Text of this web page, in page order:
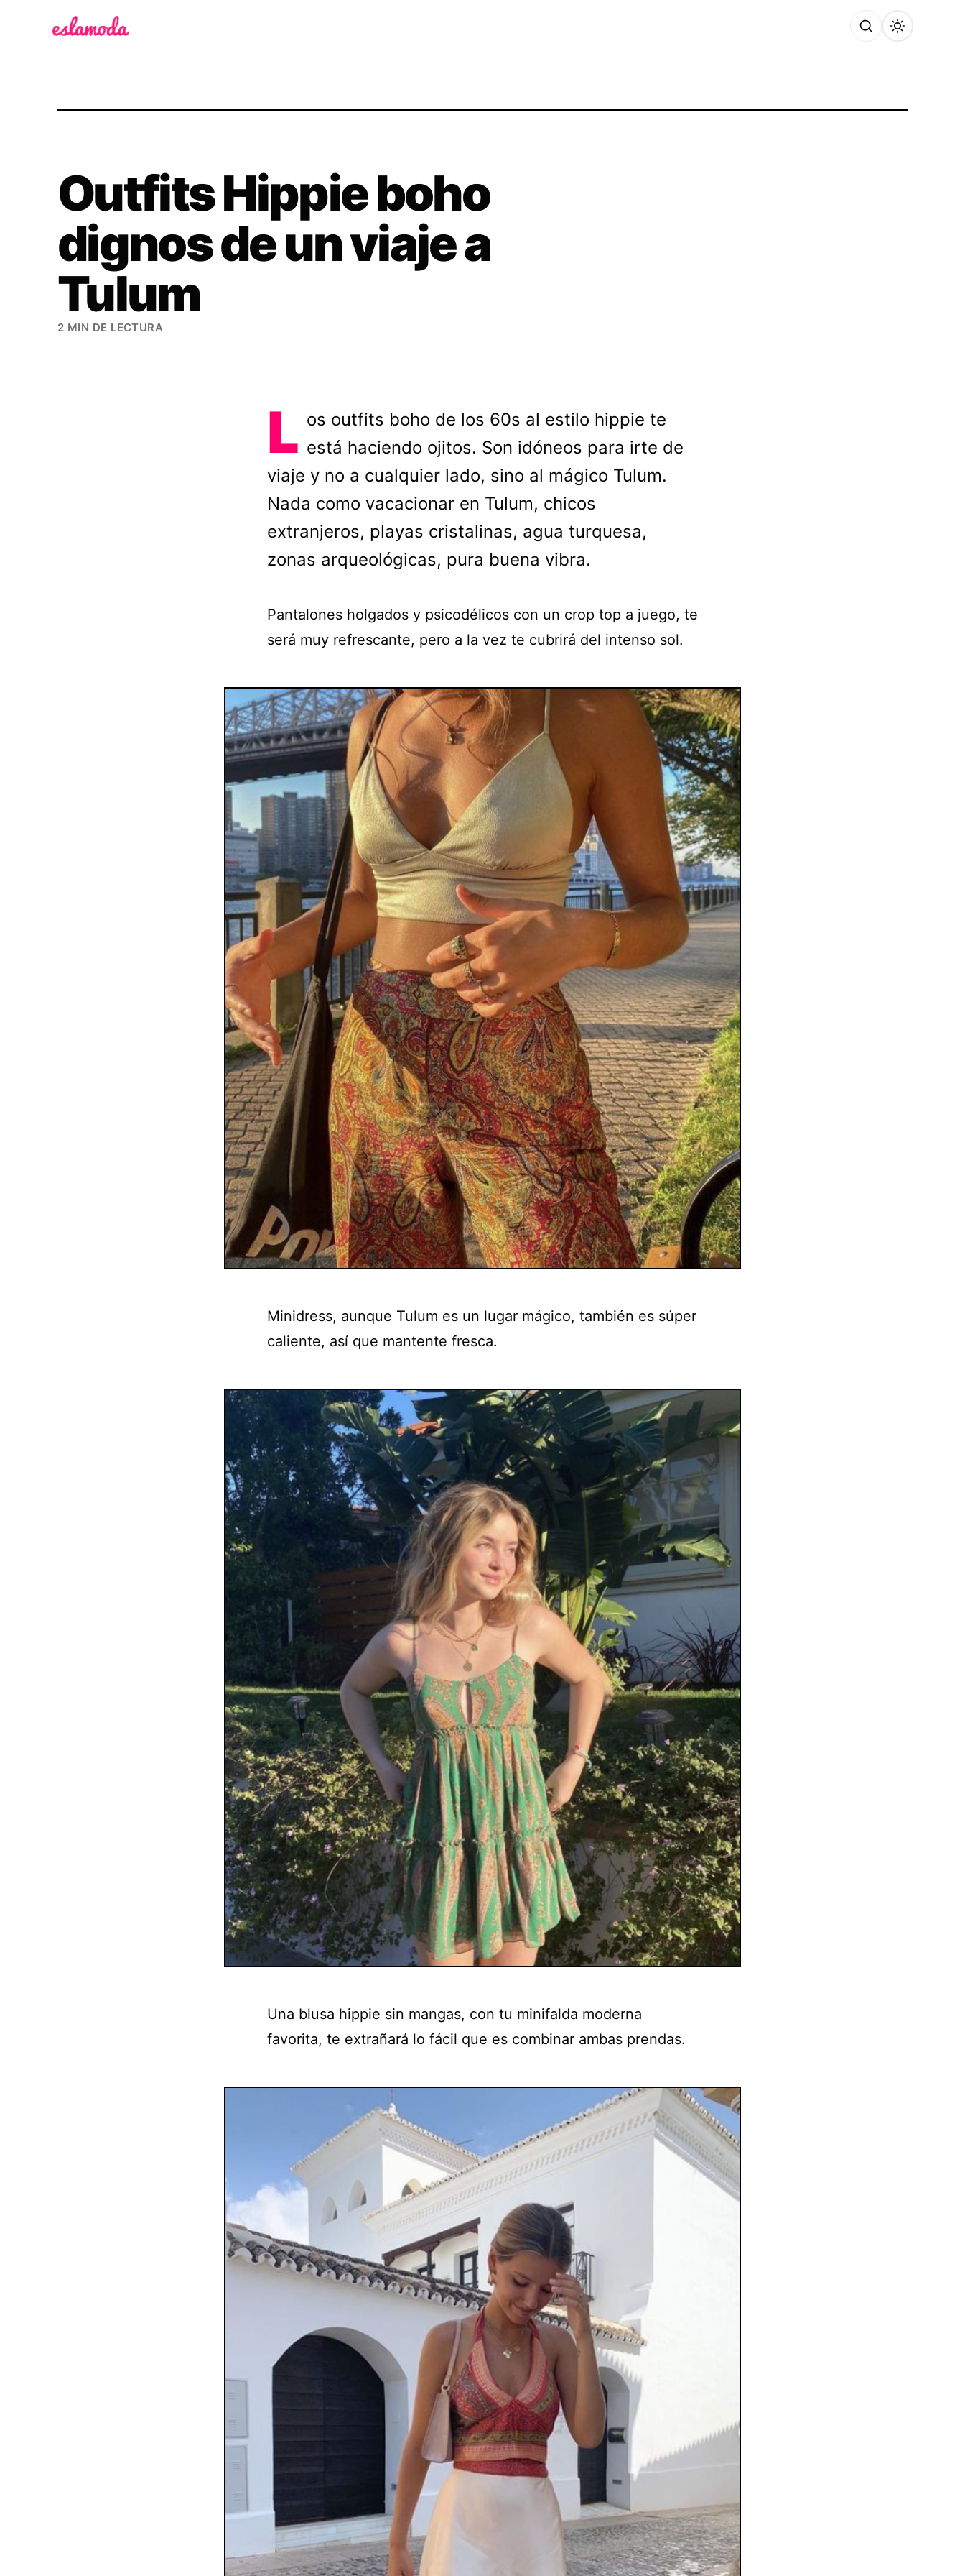
Outfits Hippie boho
dignos de un viaje a
Tulum
2 MIN DE LECTURA
L os outfits boho de los 60s al estilo hippie te
está haciendo ojitos. Son idóneos para irte de
viaje y no a cualquier lado, sino al mágico Tulum.
Nada como vacacionar en Tulum, chicos
extranjeros, playas cristalinas, agua turquesa,
zonas arqueológicas, pura buena vibra.
Pantalones holgados y psicodélicos con un crop top a juego, te
será muy refrescante, pero a la vez te cubrirá del intenso sol.
Minidress, aunque Tulum es un lugar mágico, también es súper
caliente, así que mantente fresca.
Una blusa hippie sin mangas, con tu minifalda moderna
favorita, te extrañará lo fácil que es combinar ambas prendas.